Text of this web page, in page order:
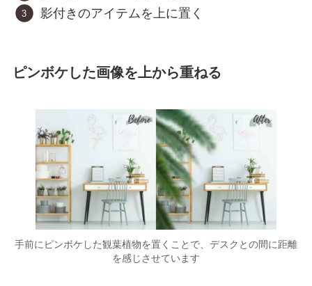
影付きのアイテムを上に置く
ピンボケした画像を上から重ねる
手前にピンボケした観葉植物を置くことで、デスクとの間に距離
を感じさせています